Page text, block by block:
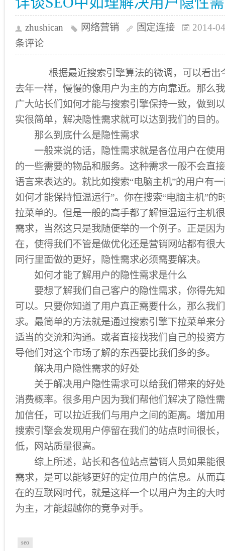
zhushican 网络营销 固定连接
2014-
条评论
根据最近搜索引擎算法的微调，可以看出
去年一样，慢慢的像用户为主的方向靠近。那么
广大站长们如何才能与搜索引擎保持一致，做到
实很简单，解决隐性需求就可以达到我们的目的。
那么到底什么是隐性需求
一般来说的话，隐性需求就是各位用户在使用
的一些需要的物品和服务。这种需求一般不会直
语言来表达的。就比如搜索“电脑主机”的用户有
如何才能保持恒温运行”。你在搜索“电脑主机”的
拉菜单的。但是一般的高手都了解恒温运行主机
需求，当然这只是我随便举的一个例子。正是因
在，使得我们不管是做优化还是营销网站都有很
同行里面做的更好，隐性需求必须需要解决。
如何才能了解用户的隐性需求是什么
要想了解我们自己客户的隐性需求，你得先知
可以。只要你知道了用户真正需要什么，那么我
求。最简单的方法就是通过搜索引擎下拉菜单来
适当的交流和沟通。或者直接找我们自己的投资
导他们对这个市场了解的东西要比我们多的多。
解决用户隐性需求的好处
关于解决用户隐性需求可以给我们带来的好处
消费概率。很多用户因为我们帮他们解决了隐性
加信任，可以拉近我们与用户之间的距离。增加
搜索引擎会发现用户停留在我们的站点时间很长
低，网站质量很高。
综上所述，站长和各位站点营销人员如果能很
需求，是可以能够更好的定位用户的信息。从而
在的互联网时代，就是这样一个以用户为主的大
为主，才能超越你的竞争对手。
seo